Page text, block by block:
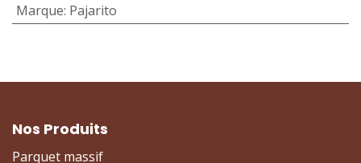
Marque: Pajarito
Nos Produits
Parquet massif